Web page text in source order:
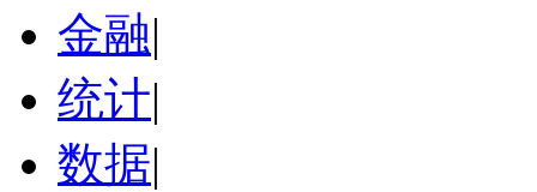
金融|
统计|
数据|